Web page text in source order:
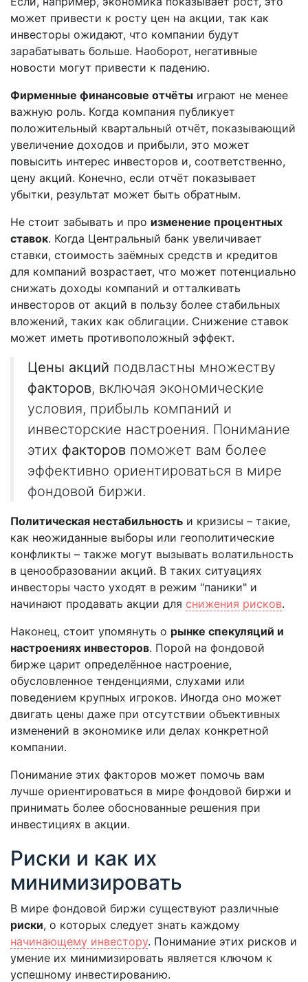
может привести к росту цен на акции, так как
инвесторы ожидают, что компании будут
зарабатывать больше. Наоборот, негативные
новости могут привести к падению.
Фирменные финансовые отчёты играют не менее
важную роль. Когда компания публикует
положительный квартальный отчёт, показывающий
увеличение доходов и прибыли, это может
повысить интерес инвесторов и, соответственно,
цену акций. Конечно, если отчёт показывает
убытки, результат может быть обратным.
Не стоит забывать и про изменение процентных
ставок. Когда Центральный банк увеличивает
ставки, стоимость заёмных средств и кредитов
для компаний возрастает, что может потенциально
снижать доходы компаний и отталкивать
инвесторов от акций в пользу более стабильных
вложений, таких как облигации. Снижение ставок
может иметь противоположный эффект.
Цены акций подвластны множеству
факторов, включая экономические
условия, прибыль компаний и
инвесторские настроения. Понимание
этих факторов поможет вам более
эффективно ориентироваться в мире
фондовой биржи.
Политическая нестабильность и кризисы – такие,
как неожиданные выборы или геополитические
конфликты – также могут вызывать волатильность
в ценообразовании акций. В таких ситуациях
инвесторы часто уходят в режим "паники" и
начинают продавать акции для снижения рисков.
Наконец, стоит упомянуть о рынке спекуляций и
настроениях инвесторов. Порой на фондовой
бирже царит определённое настроение,
обусловленное тенденциями, слухами или
поведением крупных игроков. Иногда оно может
двигать цены даже при отсутствии объективных
изменений в экономике или делах конкретной
компании.
Понимание этих факторов может помочь вам
лучше ориентироваться в мире фондовой биржи и
принимать более обоснованные решения при
инвестициях в акции.
Риски и как их
минимизировать
В мире фондовой биржи существуют различные
риски, о которых следует знать каждому
начинающему инвестору. Понимание этих рисков и
умение их минимизировать является ключом к
успешному инвестированию.